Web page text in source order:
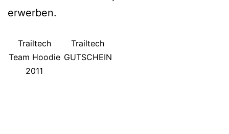
erwerben.
Trailtech
Team Hoodie
2011
Trailtech
GUTSCHEIN